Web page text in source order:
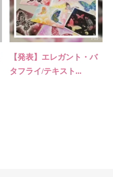
【発表】エレガント・バ
タフライ/テキスト...